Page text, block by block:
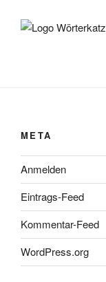
META
Anmelden
Eintrags-Feed
Kommentar-Feed
WordPress.org